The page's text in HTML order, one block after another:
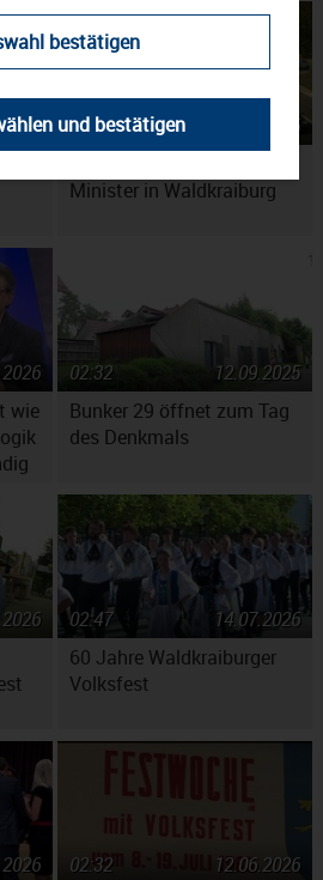
Minister in Waldkraiburg
28.04.2026
02:58
wie
Bunker 29 öffnet zum Tag
des Denkmals
12.09.2025
02:32
60 Jahre Waldkraiburger
Volksfest
14.07.2026
02:47
12.06.2026
02:32
bestätigen
und bestätigen